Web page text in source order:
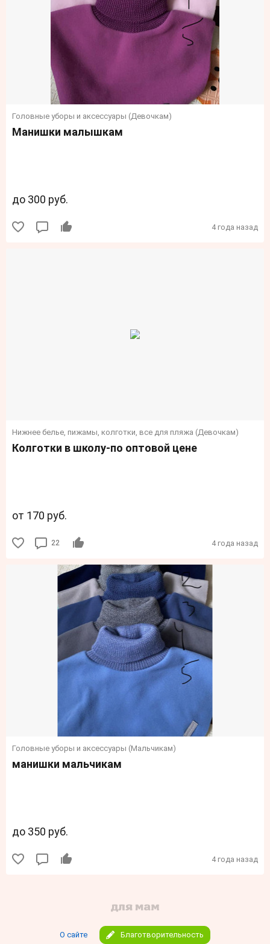
Головные уборы и аксессуары (Девочкам)
Манишки малышкам
до 300 руб.
4 года назад
Нижнее белье, пижамы, колготки, все для пляжа (Девочкам)
Колготки в школу-по оптовой цене
от 170 руб.
22 4 года назад
Головные уборы и аксессуары (Мальчикам)
манишки мальчикам
до 350 руб.
4 года назад
О сайте Благотворительность